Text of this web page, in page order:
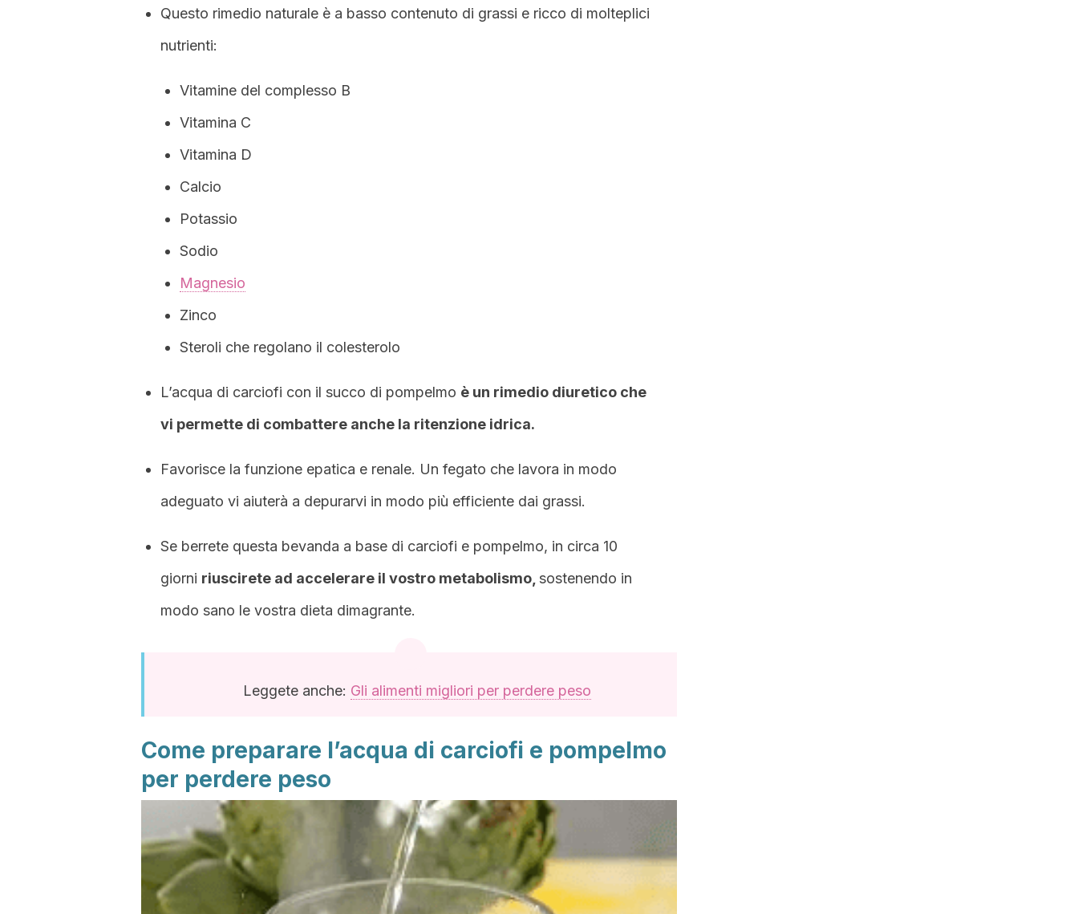
Questo rimedio naturale è a basso contenuto di grassi e ricco di molteplici
nutrienti:
Vitamine del complesso B
Vitamina C
Vitamina D
Calcio
Potassio
Sodio
Magnesio
Zinco
Steroli che regolano il colesterolo
L’acqua di carciofi con il succo di pompelmo è un rimedio diuretico che
vi permette di combattere anche la ritenzione idrica.
Favorisce la funzione epatica e renale. Un fegato che lavora in modo
adeguato vi aiuterà a depurarvi in modo più efficiente dai grassi.
Se berrete questa bevanda a base di carciofi e pompelmo, in circa 10
giorni riuscirete ad accelerare il vostro metabolismo, sostenendo in
modo sano le vostra dieta dimagrante.
Leggete anche: Gli alimenti migliori per perdere peso
Come preparare l’acqua di carciofi e pompelmo
per perdere peso